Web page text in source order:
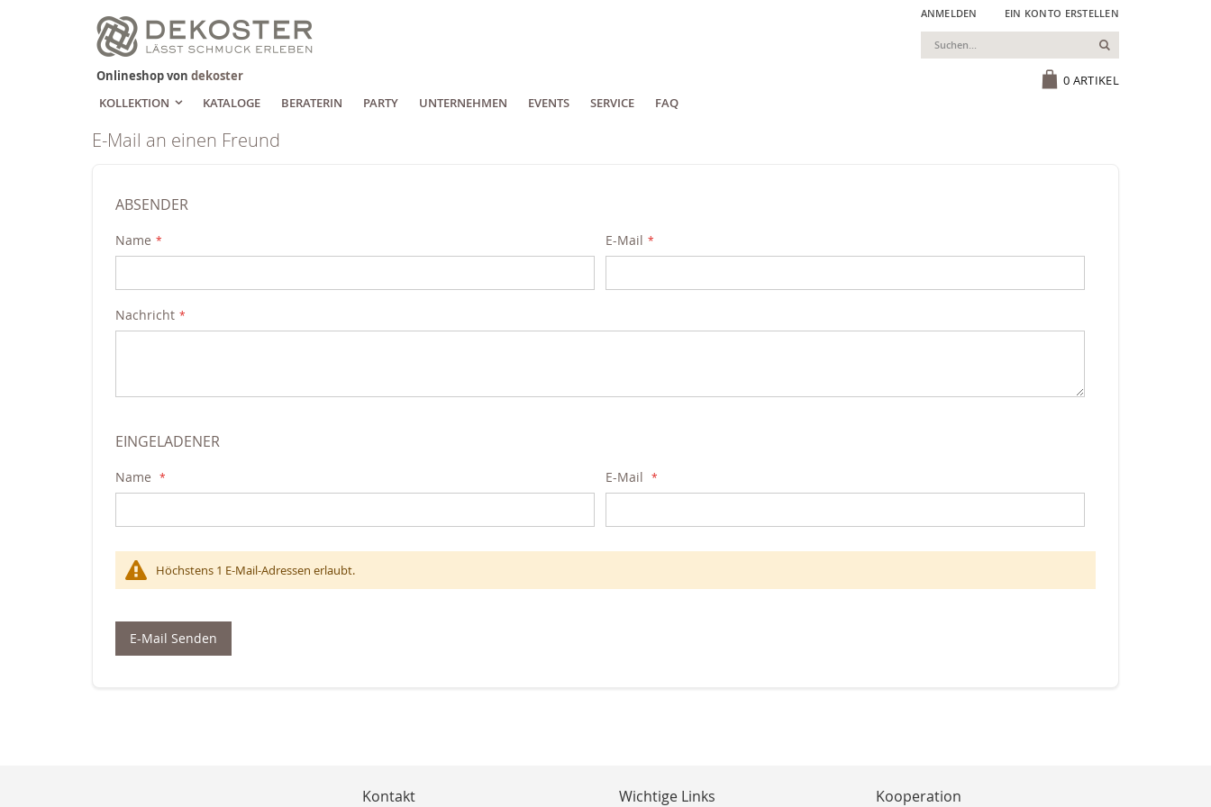
Zum
Inhalt
springen
ANMELDEN EIN KONTO ERSTELLEN
0 ARTIKEL
Suchen
Onlineshop von dekoster
KOLLEKTION
KATALOGE BERATERIN PARTY UNTERNEHMEN EVENTS SERVICE FAQ
E-Mail an einen Freund
ABSENDER
Name E-Mail
Nachricht
EINGELADENER
Name E-Mail
Höchstens 1 E-Mail-Adressen erlaubt.
E-Mail Senden
Kontakt Wichtige Links Kooperation